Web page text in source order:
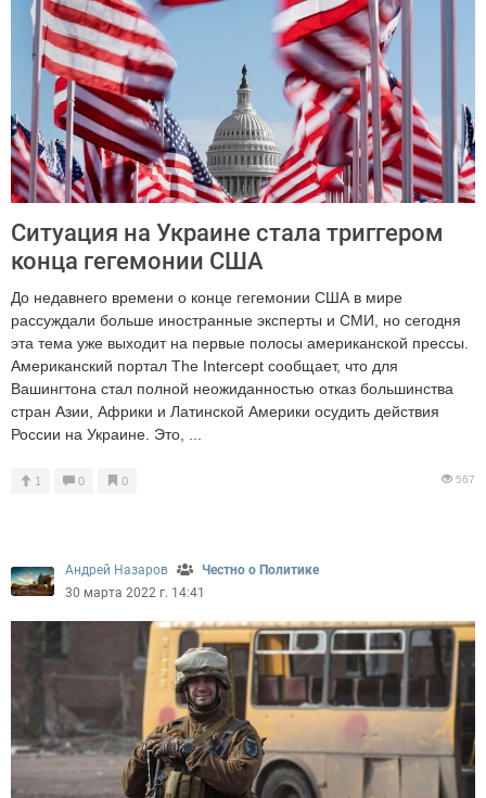
Ситуация на Украине стала триггером
конца гегемонии США
До недавнего времени о конце гегемонии США в мире
рассуждали больше иностранные эксперты и СМИ, но сегодня
эта тема уже выходит на первые полосы американской прессы.
Американский портал The Intercept сообщает, что для
Вашингтона стал полной неожиданностью отказ большинства
стран Азии, Африки и Латинской Америки осудить действия
России на Украине. Это, ...
1 0 0 567
Андрей Назаров
Честно о Политике
30 марта 2022 г. 14:41